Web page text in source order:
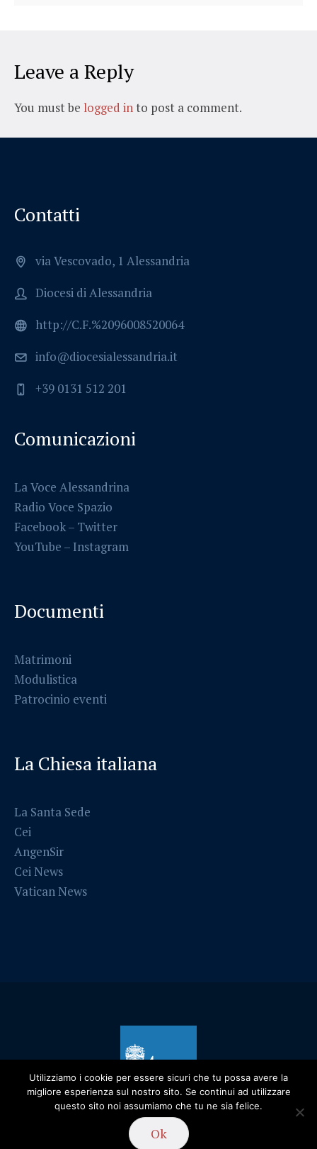
Leave a Reply
You must be logged into post a comment.
Contatti
via Vescovado, 1 Alessandria
Diocesi di Alessandria
http://C.F.%2096008520064
info@diocesialessandria.it
+39 0131 512 201
Comunicazioni
La Voce Alessandrina
Radio Voce Spazio
Facebook– Twitter
YouTube – Instagram
Documenti
Matrimoni
Modulistica
Patrocinio eventi
La Chiesa italiana
La Santa Sede
Cei
AngenSir
Cei News
Vatican News
/ Diocesi di Alessandria - 2019
Utilizziamo i cookie per essere sicuri che tu possa avere la
migliore esperienza sul nostro sito. Se continui ad utilizzare
questo sito noi assumiamo che tu ne sia felice.
Ok